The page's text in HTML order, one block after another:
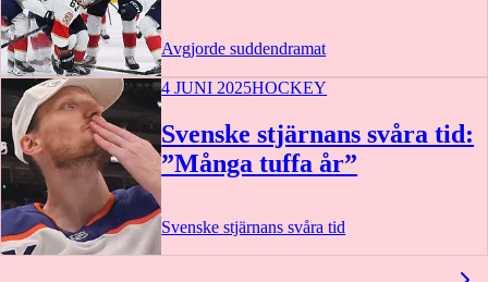
Avgjorde suddendramat
4 JUNI 2025HOCKEY
Svenske stjärnans svåra tid:
”Många tuffa år”
Svenske stjärnans svåra tid